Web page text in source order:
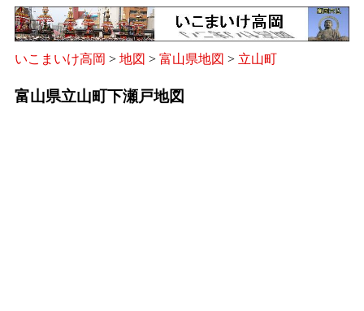
いこまいけ高岡 > 地図 > 富山県地図 > 立山町
富山県立山町下瀬戸地図